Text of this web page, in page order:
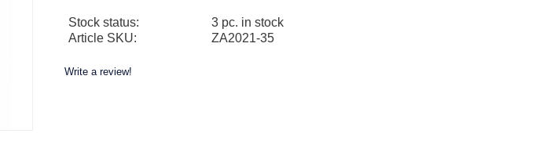
Stock status
3 pc. in stock
Article SKU
ZA2021-35
Write a review!